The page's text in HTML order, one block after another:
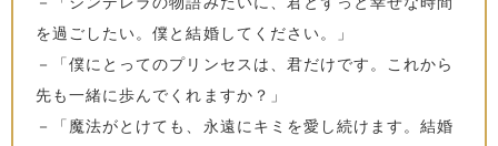
を過ごしたい。僕と結婚してください。」
－「僕にとってのプリンセスは、君だけです。これから
先も一緒に歩んでくれますか？」
－「魔法がとけても、永遠にキミを愛し続けます。結婚